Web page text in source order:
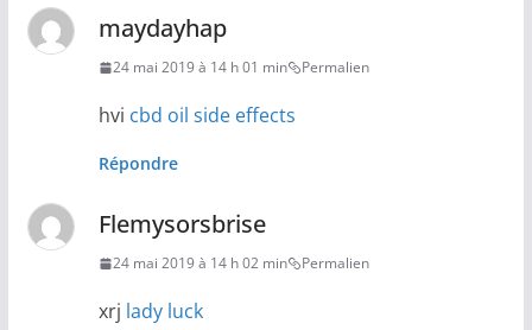
maydayhap
24 mai 2019 à 14 h 01 min Permalien
hvi cbd oil side effects
Répondre
Flemysorsbrise
24 mai 2019 à 14 h 02 min Permalien
xrj lady luck